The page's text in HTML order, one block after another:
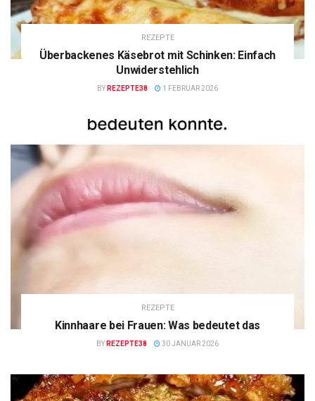
REZEPTE
Überbackenes Käsebrot mit Schinken: Einfach
Unwiderstehlich
BY REZEPTE38 1 FEBRUAR 2026
REZEPTE
Kinnhaare bei Frauen: Was bedeutet das
BY REZEPTE38 30 JANUAR 2026